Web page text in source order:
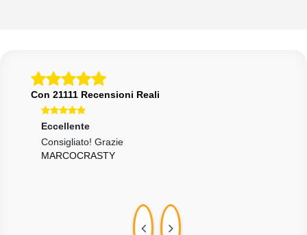
Con 21111 Recensioni Reali
Eccellente
Consigliato! Grazie
MARCOCRASTY